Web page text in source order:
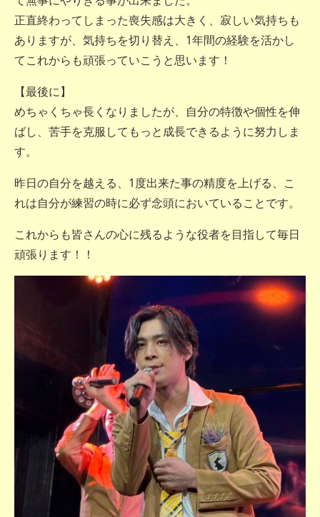
正直終わってしまった喪失感は大きく、寂しい気持ちも
ありますが、気持ちを切り替え、1年間の経験を活かし
てこれからも頑張っていこうと思います！
【最後に】
めちゃくちゃ長くなりましたが、自分の特徴や個性を伸
ばし、苦手を克服してもっと成長できるように努力しま
す。
昨日の自分を越える、1度出来た事の精度を上げる、こ
れは自分が練習の時に必ず念頭においていることです。
これからも皆さんの心に残るような役者を目指して毎日
頑張ります！！